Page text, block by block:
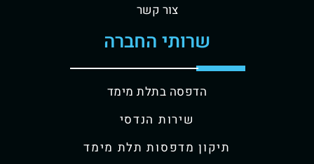
צור קשר
שרותי החברה
הדפסה בתלת מימד
שירות הנדסי
תיקון מדפסות תלת מימד